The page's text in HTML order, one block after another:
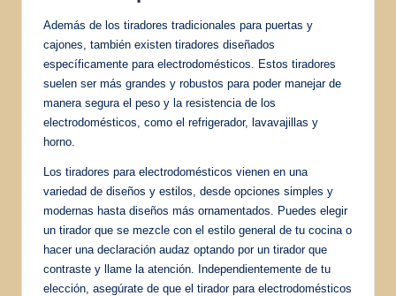
Además de los tiradores tradicionales para puertas y
cajones, también existen tiradores diseñados
específicamente para electrodomésticos. Estos tiradores
suelen ser más grandes y robustos para poder manejar de
manera segura el peso y la resistencia de los
electrodomésticos, como el refrigerador, lavavajillas y
horno.
Los tiradores para electrodomésticos vienen en una
variedad de diseños y estilos, desde opciones simples y
modernas hasta diseños más ornamentados. Puedes elegir
un tirador que se mezcle con el estilo general de tu cocina o
hacer una declaración audaz optando por un tirador que
contraste y llame la atención. Independientemente de tu
elección, asegúrate de que el tirador para electrodomésticos